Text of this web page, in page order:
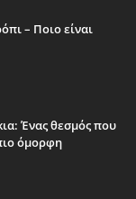
– Ποιο είναι
Ένας θεσμός που
όμορφη